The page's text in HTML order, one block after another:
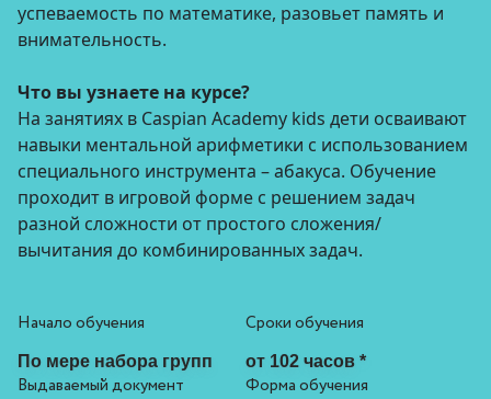
успеваемость по математике, разовьет память и
внимательность.
Что вы узнаете на курсе?
На занятиях в Caspian Academy kids дети осваивают
навыки ментальной арифметики с использованием
специального инструмента – абакуса. Обучение
проходит в игровой форме с решением задач
разной сложности от простого сложения/
вычитания до комбинированных задач.
Начало обучения
По мере набора групп
Сроки обучения
от 102 часов *
Форма обучения
Выдаваемый документ